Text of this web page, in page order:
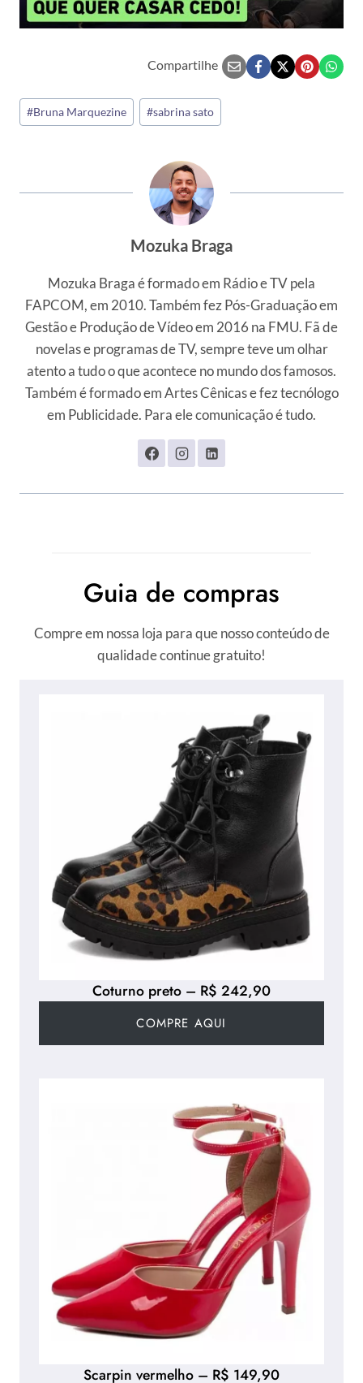
Compartilhe
Tags
do
#Bruna Marquezine #sabrina sato
Mozuka Braga
Mozuka Braga é formado em Rádio e TV pela
FAPCOM, em 2010. Também fez Pós-Graduação em
Gestão e Produção de Vídeo em 2016 na FMU. Fã de
novelas e programas de TV, sempre teve um olhar
atento a tudo o que acontece no mundo dos famosos.
Também é formado em Artes Cênicas e fez tecnólogo
em Publicidade. Para ele comunicação é tudo.
Guia de compras
Compre em nossa loja para que nosso conteúdo de
qualidade continue gratuito!
Coturno preto – R$ 242,90
COMPRE AQUI
Scarpin vermelho – R$ 149,90